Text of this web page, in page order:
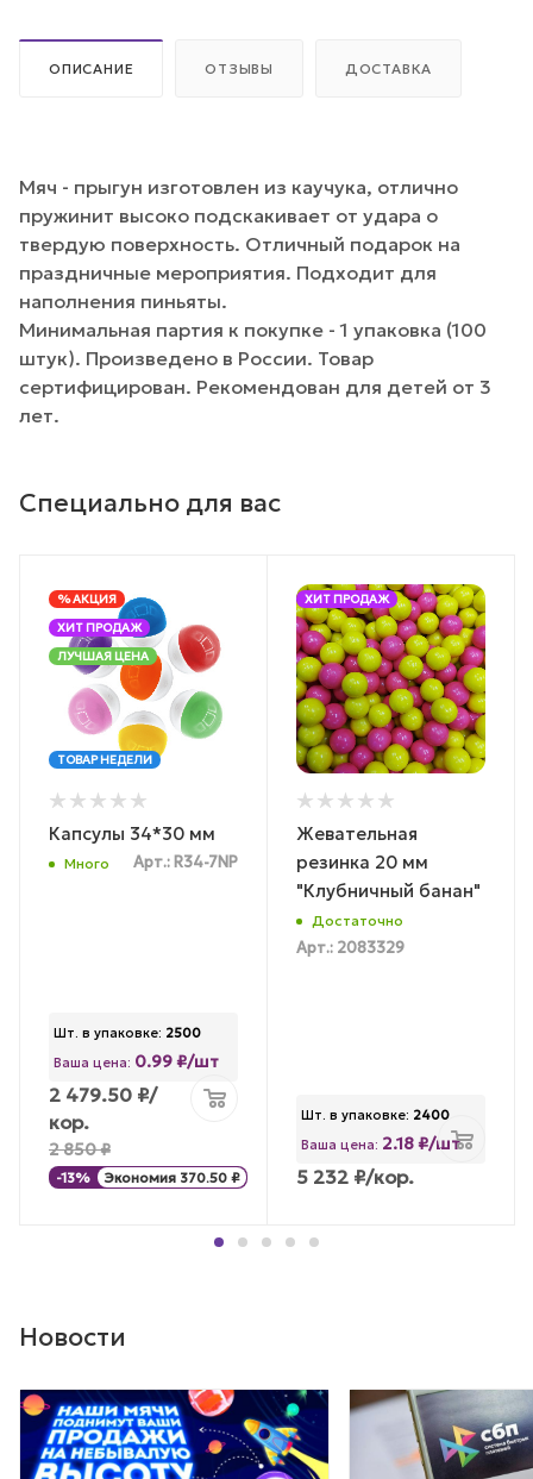
ОПИСАНИЕ ОТЗЫВЫ ДОСТАВКА
Мяч - прыгун изготовлен из каучука, отлично
пружинит высоко подскакивает от удара о
твердую поверхность. Отличный подарок на
праздничные мероприятия. Подходит для
наполнения пиньяты.
Минимальная партия к покупке - 1 упаковка (100
штук). Произведено в России. Товар
сертифицирован. Рекомендован для детей от 3
лет.
Специально для вас
% АКЦИЯ
ХИТ ПРОДАЖ
ЛУЧШАЯ ЦЕНА
ТОВАР НЕДЕЛИ
Капсулы 34*30 мм
Много Арт.: R34-7NP
Шт. в упаковке: 2500
Ваша цена: 0.99 ₽/шт
2 479.50 ₽/
кор.
2 850₽
-13% Экономия 370.50 ₽
ХИТ ПРОДАЖ
Жевательная
резинка 20 мм
"Клубничный банан"
Достаточно
Арт.: 2083329
Шт. в упаковке: 2400
Ваша цена: 2.18 ₽/шт
5 232 ₽/кор.
Новости